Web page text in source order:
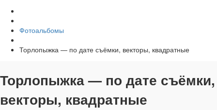
Фотоальбомы
Торлопыжка — по дате съёмки, векторы, квадратные
Торлопыжка — по дате съёмки,
векторы, квадратные